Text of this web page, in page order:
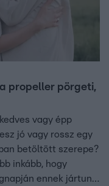
a propeller pörgeti,
vagy épp
jó vagy rossz egy
betöltött szerepe?
inkább, hogy
ennek jártunk